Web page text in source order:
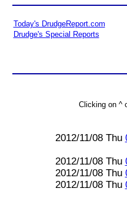
Today's DrudgeReport.com
Drudge's Special Reports
Clicking on ^
2012/11/08 Thu
2012/11/08 Thu
2012/11/08 Thu
2012/11/08 Thu